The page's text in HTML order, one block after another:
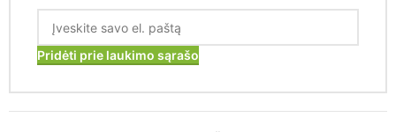
Pridėti prie laukimo sąrašo